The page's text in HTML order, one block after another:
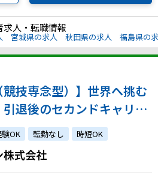
求人・転職情報
宮城県の求人 秋田県の求人 福島県の
競技専念型）】世界へ挑む
退後のセカンドキャリア
OK 転勤なし 時短OK
株式会社